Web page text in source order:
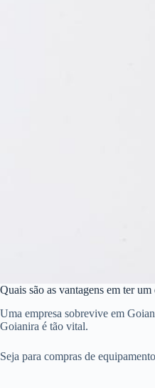
Quais são as vantagens em ter
Uma empresa sobrevive em
Goianira é tão vital.
Seja para compras de